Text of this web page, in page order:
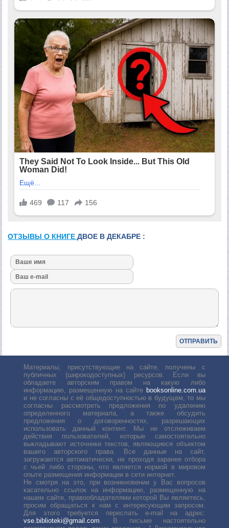
ОТЗЫВЫ О КНИГЕДВОЕ В ДЕКАБРЕ :
Материалы, присутствующие на сайте, получены с
публичных (широкодоступных) ресурсов. Если вы
обладаете авторским правом на какую либо
информацию, размещенную на сайте booksonline.com.ua
и не согласны с её общедоступностью в будущем, то мы
согласны рассмотреть предложения по удалению
определенного материала, а также обсудить
предложения о договоренностях, разрешающих
использовать данный контент. Мы не отслеживаем
действия пользователей, которые самостоятельно
выкладывают источники текстов, являющиеся объектом
вашего авторского права. Все данные на сайт,
загружаются автоматически, не проходя заранее отбора
с чьей либо стороны, что является нормой в мировом
опыте размещения информации в сети интернет.
Не смотря на это, при возникновении у Вас вопросов
касательно ссылок на информацию, размещенную на
нашем сайте, правообладателями которой Вы являетесь,
просим обращаться к нам с интересующим запросом.
Для этого требуется переслать е-mail на адрес:
vse.biblioteki@gmail.com. В письме настоятельно